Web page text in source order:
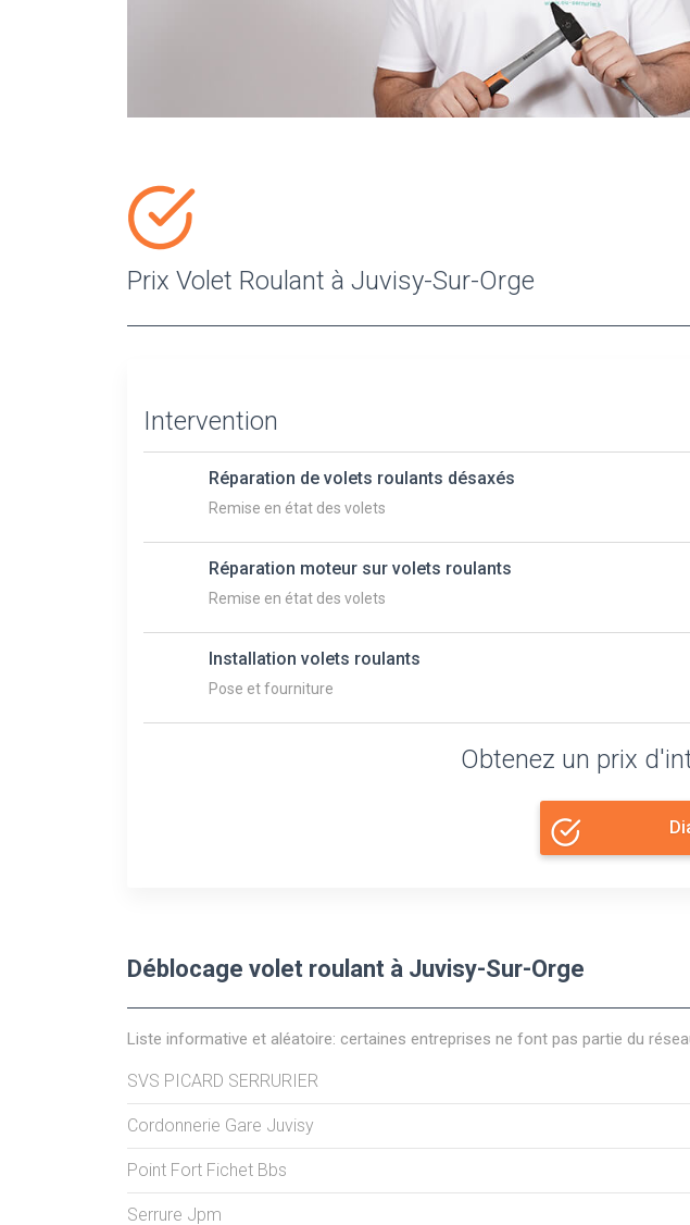
Prix Volet Roulant à Juvisy-Sur-Orge
Intervention
Réparation de volets roulants désaxés
Remise en état des volets
Réparation moteur sur volets roulants
Remise en état des volets
Installation volets roulants
Pose et fourniture
Obtenez un prix
Déblocage volet roulant à Juvisy-Sur-Orge
Liste informative et aléatoire: certaines entreprises ne font pas partie du
SVS PICARD SERRURIER
Cordonnerie Gare Juvisy
Point Fort Fichet Bbs
Serrure Jpm